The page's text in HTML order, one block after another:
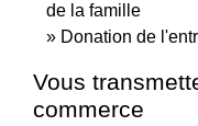
de la famille
Donation de
Vous
commerce